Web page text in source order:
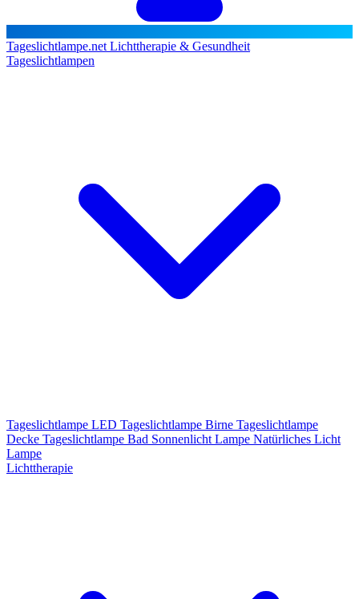
Tageslichtlampe.net Lichttherapie & Gesundheit
Tageslichtlampen
Tageslichtlampe LED Tageslichtlampe Birne Tageslichtlampe
Decke Tageslichtlampe Bad Sonnenlicht Lampe Natürliches Licht
Lampe
Lichttherapie